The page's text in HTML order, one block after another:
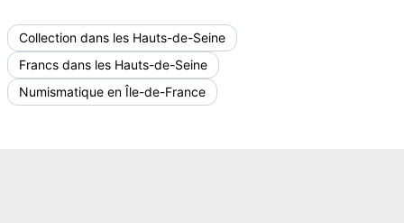
Collection dans les Hauts-de-Seine
Francs dans les Hauts-de-Seine
Numismatique en Île-de-France